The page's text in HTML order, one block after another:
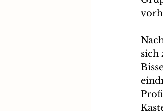
sich